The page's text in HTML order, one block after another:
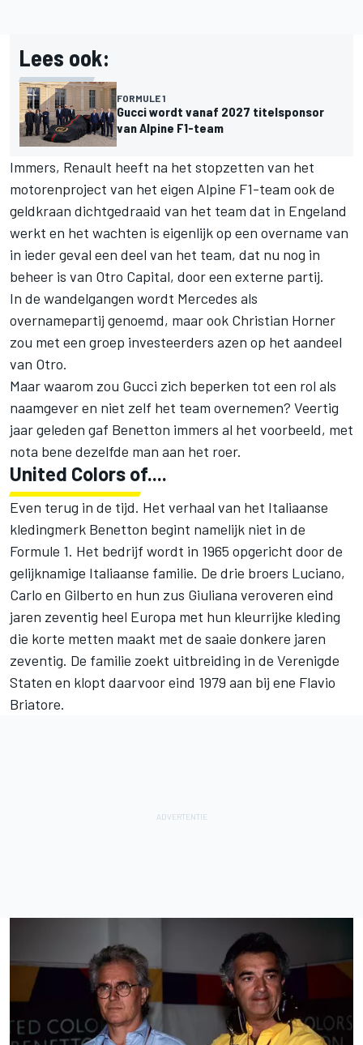
Lees ook:
FORMULE 1
Gucci wordt vanaf 2027 titelsponsor
van Alpine F1-team
Immers, Renault heeft na het stopzetten van het
motorenproject van het eigen Alpine F1-team ook de
geldkraan dichtgedraaid van het team dat in Engeland
werkt en het wachten is eigenlijk op een overname van
in ieder geval een deel van het team, dat nu nog in
beheer is van Otro Capital, door een externe partij.
In de wandelgangen wordt Mercedes als
overnamepartij genoemd, maar ook Christian Horner
zou met een groep investeerders azen op het aandeel
van Otro.
Maar waarom zou Gucci zich beperken tot een rol als
naamgever en niet zelf het team overnemen? Veertig
jaar geleden gaf Benetton immers al het voorbeeld, met
nota bene dezelfde man aan het roer.
United Colors of....
Even terug in de tijd. Het verhaal van het Italiaanse
kledingmerk Benetton begint namelijk niet in de
Formule 1. Het bedrijf wordt in 1965 opgericht door de
gelijknamige Italiaanse familie. De drie broers Luciano,
Carlo en Gilberto en hun zus Giuliana veroveren eind
jaren zeventig heel Europa met hun kleurrijke kleding
die korte metten maakt met de saaie donkere jaren
zeventig. De familie zoekt uitbreiding in de Verenigde
Staten en klopt daarvoor eind 1979 aan bij ene Flavio
Briatore.